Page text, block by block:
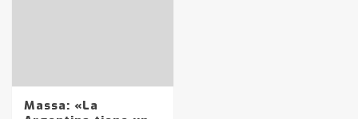
Massa: «La
4